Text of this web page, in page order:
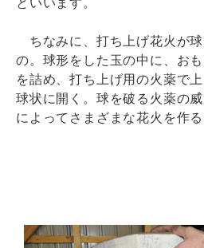
といいます。
ちなみに、打ち上げ花火が
の。球形をした玉の中に、お
を詰め、打ち上げ用の火薬で
球状に開く。球を破る火薬の
によってさまざまな花火を作